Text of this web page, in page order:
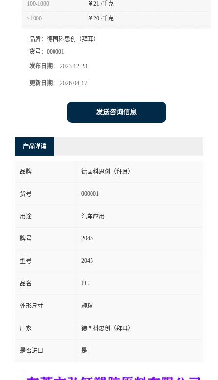
留
言
100-1000 ￥21 /千克
≥1000 ￥20 /千克
品牌： 德国科思创（拜耳）
货号： 000001
发布日期： 2023-12-23
更新日期： 2026-04-17
发送咨询信息
产品详请
品牌 德国科思创（拜耳）
货号 000001
用途 汽车应用
牌号 2045
型号 2045
品名 PC
外形尺寸 颗粒
厂家 德国科思创（拜耳）
是否进口 是